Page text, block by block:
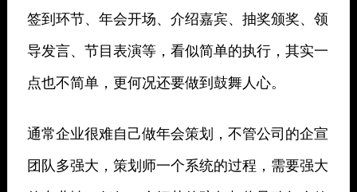
签到环节、年会开场、介绍嘉宾、抽奖颁奖、领
导发言、节目表演等，看似简单的执行，其实一
点也不简单，更何况还要做到鼓舞人心。
通常企业很难自己做年会策划，不管公司的企宣
团队多强大，策划师一个系统的过程，需要强大